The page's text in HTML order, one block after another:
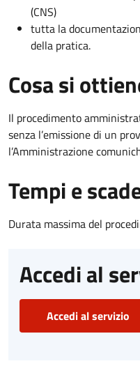
(CNS)
tutta la
della pratica.
Cosa si
Il procedimento
senza l’emissione di un
l’Amministrazione
Tempi e
Durata massima del
Accedi al
Accedi al servizio